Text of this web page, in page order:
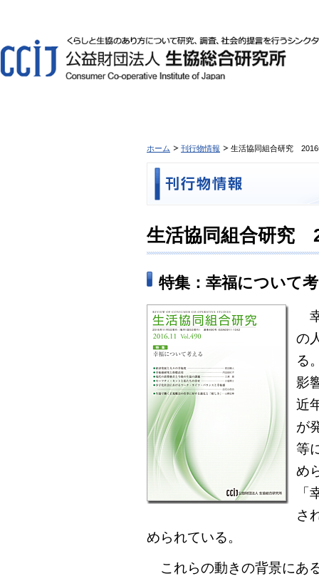
ホーム 刊行物情報 生活協同組合研究
生活協同組合研究
特集：幸福について
の
る
影
近
が
等
め
さ
められている。
これらの動きの背景にあ